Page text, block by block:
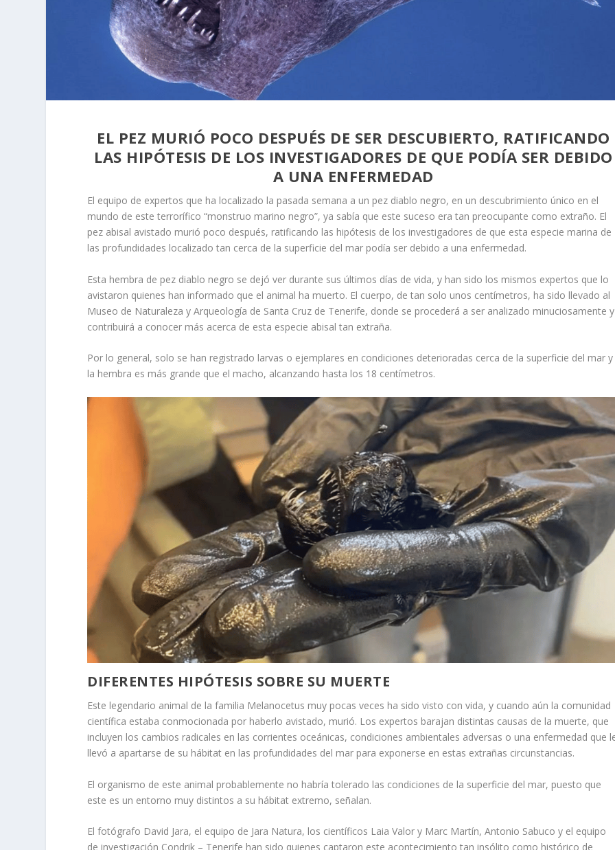
EL PEZ MURIÓ POCO DESPUÉS DE SER DESCUBIERTO, RATIFICANDO
LAS HIPÓTESIS DE LOS INVESTIGADORES DE QUE PODÍA SER DEBIDO
A UNA ENFERMEDAD
El equipo de expertos que ha localizado la pasada semana a un pez diablo negro, en un descubrimiento único en el
mundo de este terrorífico “monstruo marino negro”, ya sabía que este suceso era tan preocupante como extraño. El
pez abisal avistado murió poco después, ratificando las hipótesis de los investigadores de que esta especie marina de
las profundidades localizado tan cerca de la superficie del mar podía ser debido a una enfermedad.
Esta hembra de pez diablo negro se dejó ver durante sus últimos días de vida, y han sido los mismos expertos que lo
avistaron quienes han informado que el animal ha muerto. El cuerpo, de tan solo unos centímetros, ha sido llevado al
Museo de Naturaleza y Arqueología de Santa Cruz de Tenerife, donde se procederá a ser analizado minuciosamente y
contribuirá a conocer más acerca de esta especie abisal tan extraña.
Por lo general, solo se han registrado larvas o ejemplares en condiciones deterioradas cerca de la superficie del mar y
la hembra es más grande que el macho, alcanzando hasta los 18 centímetros.
DIFERENTES HIPÓTESIS SOBRE SU MUERTE
Este legendario animal de la familia Melanocetus muy pocas veces ha sido visto con vida, y cuando aún la comunidad
científica estaba conmocionada por haberlo avistado, murió. Los expertos barajan distintas causas de la muerte, que
incluyen los cambios radicales en las corrientes oceánicas, condiciones ambientales adversas o una enfermedad que
llevó a apartarse de su hábitat en las profundidades del mar para exponerse en estas extrañas circunstancias.
El organismo de este animal probablemente no habría tolerado las condiciones de la superficie del mar, puesto que
este es un entorno muy distintos a su hábitat extremo, señalan.
El fotógrafo David Jara, el equipo de Jara Natura, los científicos Laia Valor y Marc Martín, Antonio Sabuco y el equipo
de investigación Condrik – Tenerife han sido quienes captaron este acontecimiento tan insólito como histórico de